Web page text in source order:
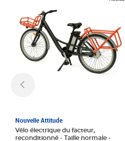
Nouvelle Attitude
Vélo électrique du facteur,
reconditionné - Taille normale -